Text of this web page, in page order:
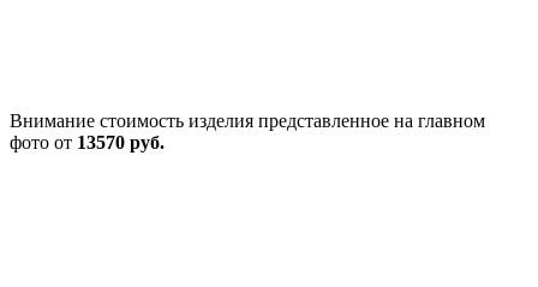
Внимание стоимость изделия представленное на главном
фото от 13570 руб.